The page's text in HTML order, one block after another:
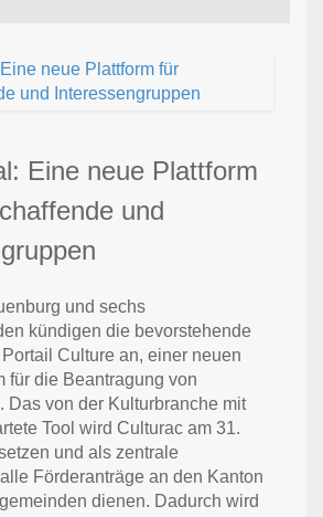
Eine neue Plattform
und
und sechs
kündigen die bevorstehende
Culture an, einer neuen
für die Beantragung von
Das von der Kulturbranche mit
Tool wird Culturac am 31.
und als zentrale
Förderanträge an den Kanton
dienen. Dadurch wird